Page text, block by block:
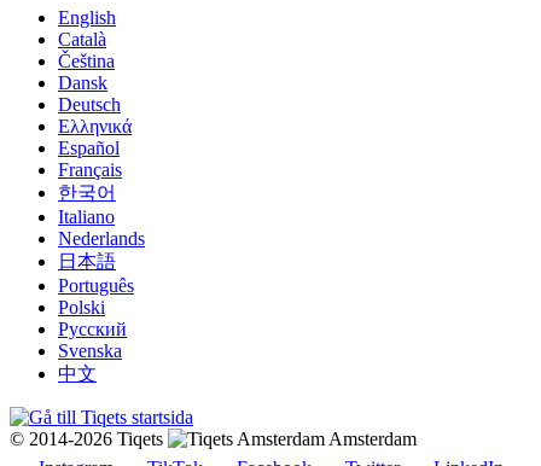
English
Català
Čeština
Dansk
Deutsch
Ελληνικά
Español
Français
한국어
Italiano
Nederlands
日本語
Português
Polski
Русский
Svenska
中文
© 2014-2026 Tiqets
Amsterdam